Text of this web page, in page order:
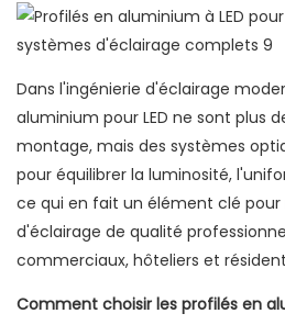
Dans l'ingénierie d'éclairage
aluminium pour LED ne sont plus
montage, mais des systèmes
pour équilibrer la luminosité,
ce qui en fait un élément clé
d'éclairage de qualité
commerciaux, hôteliers et
Comment choisir les profilés en